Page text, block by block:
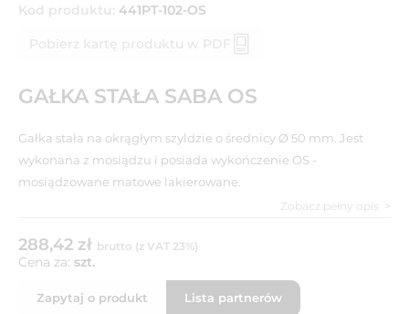
Kod produktu: 441PT-102-OS
Pobierz kartę produktu w PDF
GAŁKA STAŁA SABA OS
Gałka stała na okrągłym szyldzie o średnicy Ø 50 mm. Jest
wykonana z mosiądzu i posiada wykończenie OS -
mosiądzowane matowe lakierowane.
Zobacz pełny opis
288,42 zł brutto (z VAT 23%)
Cena za: szt.
Zapytaj o produkt Lista partnerów